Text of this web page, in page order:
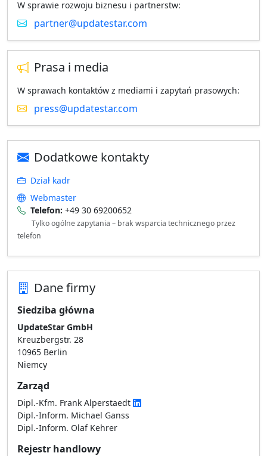
W sprawie rozwoju biznesu i partnerstw:
partner@updatestar.com
Prasa i media
W sprawach kontaktów z mediami i zapytań prasowych:
press@updatestar.com
Dodatkowe kontakty
Dział kadr
Webmaster
Telefon: +49 30 69200652
Tylko ogólne zapytania – brak wsparcia technicznego przez
telefon
Dane firmy
Siedziba główna
UpdateStar GmbH
Kreuzbergstr. 28
10965 Berlin
Niemcy
Zarząd
Dipl.-Kfm. Frank Alperstaedt
Dipl.-Inform. Michael Ganss
Dipl.-Inform. Olaf Kehrer
Rejestr handlowy